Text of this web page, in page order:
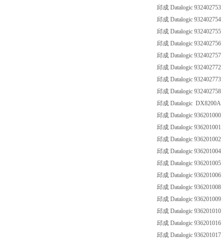
邱成 Datalogic
邱成 Datalogic
邱成 Datalogic
邱成 Datalogic
邱成 Datalogic
邱成 Datalogic
邱成 Datalogic
邱成 Datalogic
邱成 Datalogic DX8200A
邱成 Datalogic
邱成 Datalogic
邱成 Datalogic
邱成 Datalogic
邱成 Datalogic
邱成 Datalogic
邱成 Datalogic
邱成 Datalogic
邱成 Datalogic
邱成 Datalogic
邱成 Datalogic